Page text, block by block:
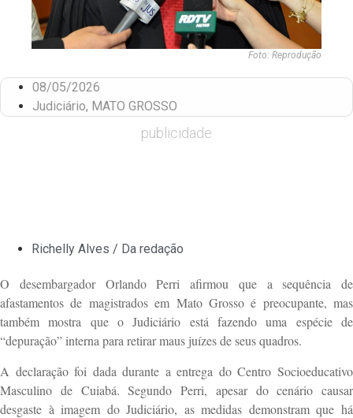
Foto: Reprodução
08/05/2026
Judiciário, MATO GROSSO
publicidade
Richelly Alves / Da redação
O desembargador Orlando Perri afirmou que a sequência de
afastamentos de magistrados em Mato Grosso é preocupante, mas
também mostra que o Judiciário está fazendo uma espécie de
“depuração” interna para retirar maus juízes de seus quadros.
A declaração foi dada durante a entrega do Centro Socioeducativo
Masculino de Cuiabá. Segundo Perri, apesar do cenário causar
desgaste à imagem do Judiciário, as medidas demonstram que há